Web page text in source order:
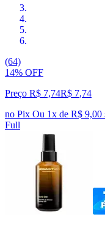
(64)
14% OFF
Preço R$ 7,74R$ 7,74
no Pix Ou 1x de R$ 9,00
Full